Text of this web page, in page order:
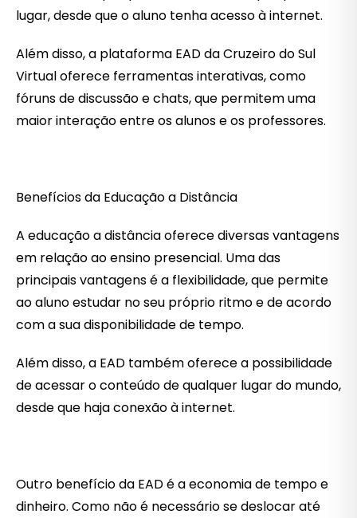
lugar, desde que o aluno tenha acesso à internet.
Além disso, a plataforma EAD da Cruzeiro do Sul
Virtual oferece ferramentas interativas, como
fóruns de discussão e chats, que permitem uma
maior interação entre os alunos e os professores.
Benefícios da Educação a Distância
A educação a distância oferece diversas vantagens
em relação ao ensino presencial. Uma das
principais vantagens é a flexibilidade, que permite
ao aluno estudar no seu próprio ritmo e de acordo
com a sua disponibilidade de tempo.
Além disso, a EAD também oferece a possibilidade
de acessar o conteúdo de qualquer lugar do mundo,
desde que haja conexão à internet.
Outro benefício da EAD é a economia de tempo e
dinheiro. Como não é necessário se deslocar até